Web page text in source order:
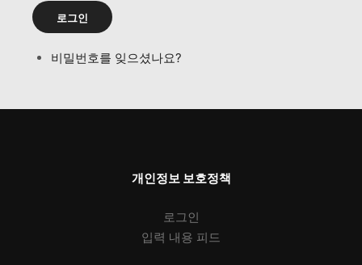
로그인
비밀번호를 잊으셨나요?
개인정보 보호정책
로그인
입력 내용 피드